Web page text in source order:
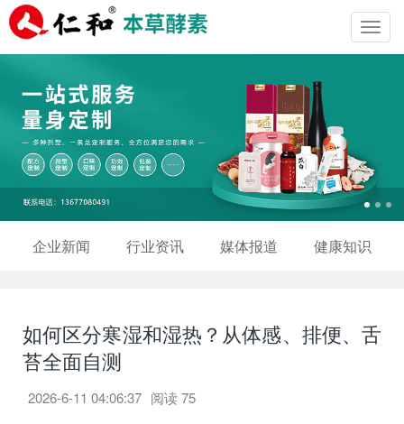
企业新闻 行业资讯 媒体报道 健康知识
如何区分寒湿和湿热？从体感、排便、舌
苔全面自测
2026-6-11 04:06:37 阅读75